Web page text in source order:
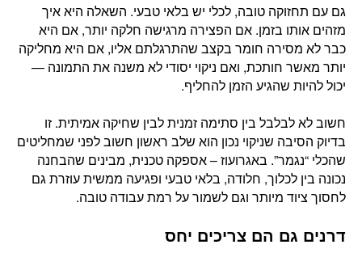
גם עם תחזוקה טובה, לכלי יש בלאי טבעי. השאלה היא איך
מזהים אותו בזמן. אם הפצירה מרגישה חלקה יותר, אם היא
כבר לא מסירה חומר בקצב שהתרגלתם אליו, אם היא מחליקה
יותר מאשר חותכת, ואם ניקוי יסודי לא משנה את התמונה —
יכול להיות שהגיע הזמן להחליף.
חשוב לא לבלבל בין סתימה זמנית לבין שחיקה אמיתית. זו
בדיוק הסיבה שניקוי נכון הוא שלב ראשון חשוב לפני שמחליטים
שהכלי “נגמר”. באגרועוז – אספקה טכנית, מבינים שהבחנה
נכונה בין לכלוך, חלודה, בלאי טבעי ופגיעה ממשית עוזרת גם
לחסוך ציוד מיותר וגם לשמור על רמת עבודה טובה.
דרנים גם הם צריכים יחס